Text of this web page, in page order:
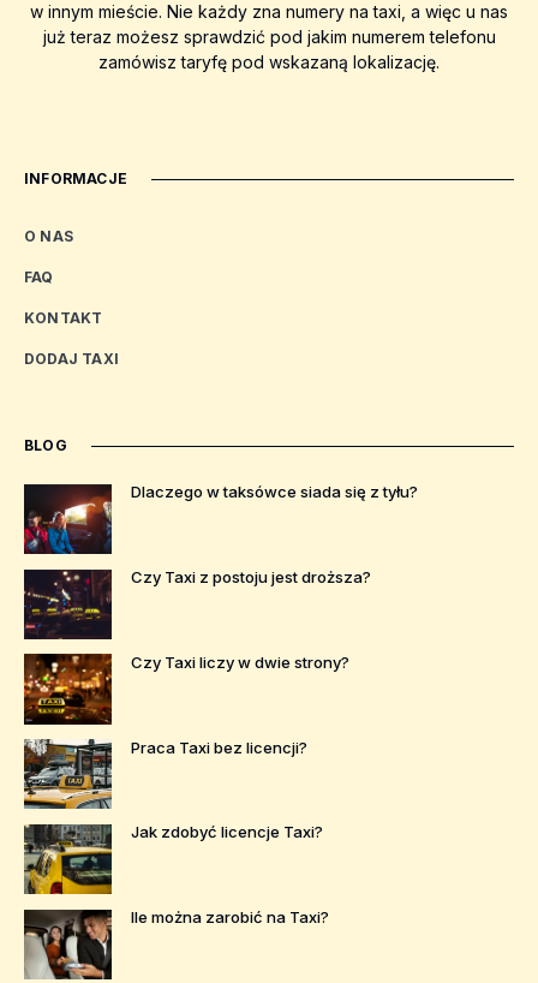
w innym mieście. Nie każdy zna numery na taxi, a więc u nas
już teraz możesz sprawdzić pod jakim numerem telefonu
zamówisz taryfę pod wskazaną lokalizację.
INFORMACJE
O NAS
FAQ
KONTAKT
DODAJ TAXI
BLOG
Dlaczego w taksówce siada się z tyłu?
Czy Taxi z postoju jest droższa?
Czy Taxi liczy w dwie strony?
Praca Taxi bez licencji?
Jak zdobyć licencje Taxi?
Ile można zarobić na Taxi?